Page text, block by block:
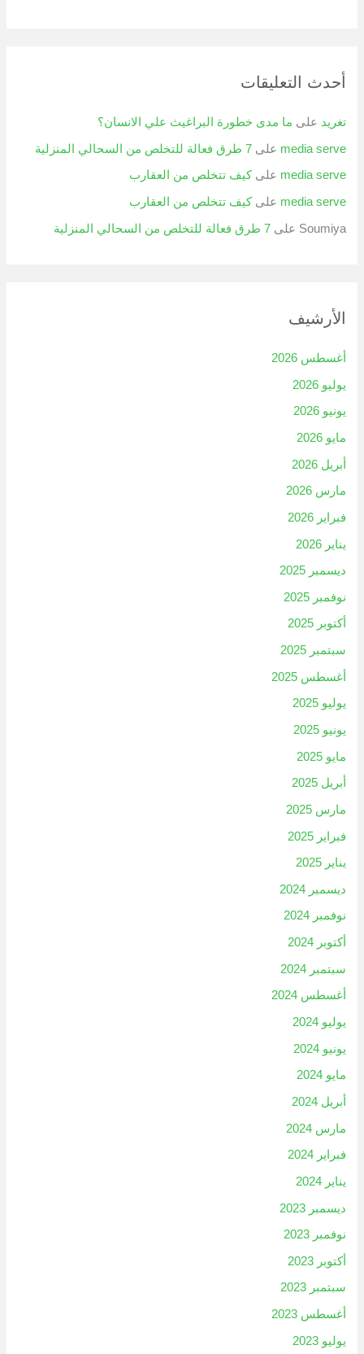
أحدث التعليقات
تغريد على ما مدى خطورة البراغيث علي الانسان؟
media serve على7 طرق فعالة للتخلص من السحالي المنزلية
media serve علىكيف تتخلص من العقارب
media serve علىكيف تتخلص من العقارب
Soumiya على7 طرق فعالة للتخلص من السحالي المنزلية
الأرشيف
أغسطس 2026
يوليو 2026
يونيو 2026
مايو 2026
أبريل 2026
مارس 2026
فبراير 2026
يناير 2026
ديسمبر 2025
نوفمبر 2025
أكتوبر 2025
سبتمبر 2025
أغسطس 2025
يوليو 2025
يونيو 2025
مايو 2025
أبريل 2025
مارس 2025
فبراير 2025
يناير 2025
ديسمبر 2024
نوفمبر 2024
أكتوبر 2024
سبتمبر 2024
أغسطس 2024
يوليو 2024
يونيو 2024
مايو 2024
أبريل 2024
مارس 2024
فبراير 2024
يناير 2024
ديسمبر 2023
نوفمبر 2023
أكتوبر 2023
سبتمبر 2023
أغسطس 2023
يوليو 2023